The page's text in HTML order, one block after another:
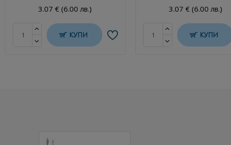
3.07 € (6.00 лв.)
КУПИ
3.07 € (6.00 лв.)
КУПИ